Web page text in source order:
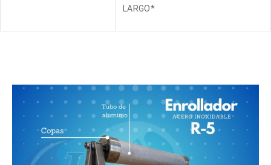
LARGO*